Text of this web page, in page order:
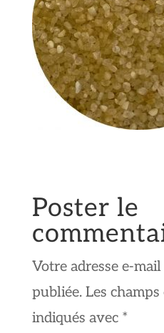
Poster le
Votre adresse e-mail
publiée. Les
indiqués avec *